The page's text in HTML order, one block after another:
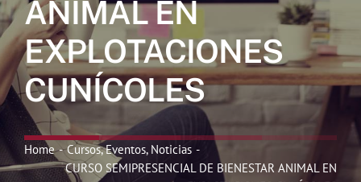
Lonjas
Symposiums
Noticias
ANIMAL EN
EXPLOTACIONES
CUNÍCOLES
Home Cursos Eventos Noticias
CURSO SEMIPRESENCIAL DE BIENESTAR ANIMAL EN